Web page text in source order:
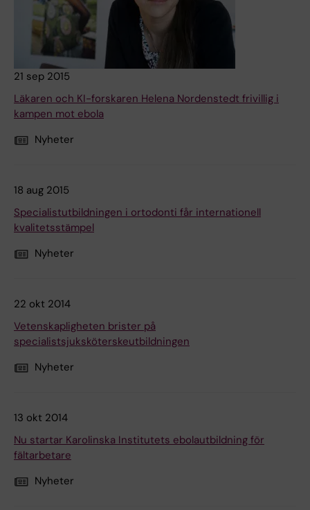
21 sep 2015
Läkaren och KI-forskaren Helena Nordenstedt frivillig i
kampen mot ebola
Nyheter
18 aug 2015
Specialistutbildningen i ortodonti får internationell
kvalitetsstämpel
Nyheter
22 okt 2014
Vetenskapligheten brister på
specialistsjuksköterskeutbildningen
Nyheter
13 okt 2014
Nu startar Karolinska Institutets ebolautbildning för
fältarbetare
Nyheter